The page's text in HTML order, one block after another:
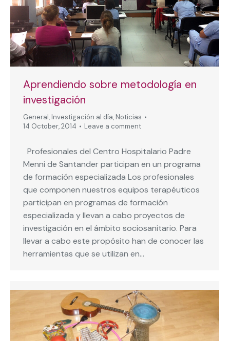
Aprendiendo sobre metodología en
investigación
General, Investigación al día, Noticias
14 October, 2014
Leave a comment
Profesionales del Centro Hospitalario Padre
Menni de Santander participan en un programa
de formación especializada Los profesionales
que componen nuestros equipos terapéuticos
participan en programas de formación
especializada y llevan a cabo proyectos de
investigación en el ámbito sociosanitario. Para
llevar a cabo este propósito han de conocer las
herramientas que se utilizan en…